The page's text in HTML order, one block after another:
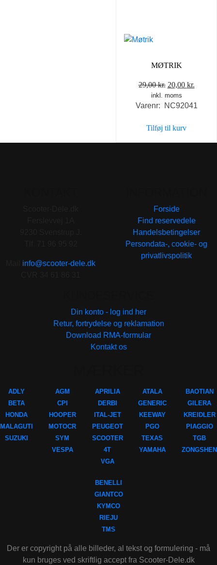
MØTRIK
29,00kr. Den
oprindelige
pris
29,00 kr..
20,00 kr.
pris
inkl. moms
Varenr: NC92041
Tilføj til kurv
info@scooter-dele.dk
Forside
Find reservedele
Handelsbetingelser
Persondata-, cookie- og
privatlivspolitik
Din konto - log ind her
Retur, fortrydelse og reklamation
Download RMA-formular
Kontakt os
ADLY
BETA
HONDA
MALAGUTI
SUZUKI
AGM
CPI
HOOPER
MOTOCR
SYM
VESPA
APRILIA
DERBI
ITAL-JET
PEUGEOT
SCOOTER
4T
VGA
ATALA
GENERIC
KEEWAY
PGO
TEXAS
YAMAHA
BAOTIAN
GILERA
KREIDLER
PIAGGIO
TGB
ZONGSHEN
BENELLI
GIANTCO
KYMCO
RIEJU
TMS
Der er copyright på alle billeder, al tekst og formulering - må
kun bruges ved skriftlig accept fra Scooter-Dele.dk